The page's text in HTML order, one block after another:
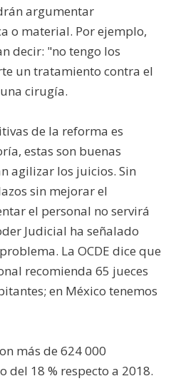
argumentar
o material. Por ejemplo,
decir: "no tengo los
un tratamiento contra el
cirugía.
de la reforma es
estas son buenas
agilizar los juicios. Sin
sin mejorar el
el personal no servirá
Judicial ha señalado
La OCDE dice que
recomienda 65 jueces
en México tenemos
más de 624 000
del 18 % respecto a 2018.